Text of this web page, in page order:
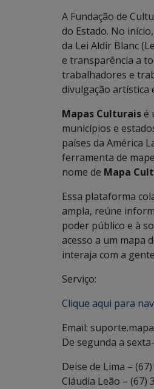
A Fundação de
do Estado. No
da Lei Aldir Blanc
e transparência a
trabalhadores e
divulgação artística
Mapas Culturaisé
municípios e
países da América
ferramenta de
nome de Mapa
Essa plataforma
ampla, reúne
poder público e à
acesso a um mapa
interaja com a
Serviço:
Clique aqui para
Email:
De segunda a
Deise de Lima –
Cláudia Leão – (67)